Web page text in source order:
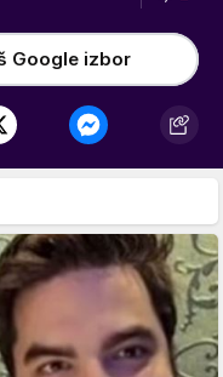
Google izbor